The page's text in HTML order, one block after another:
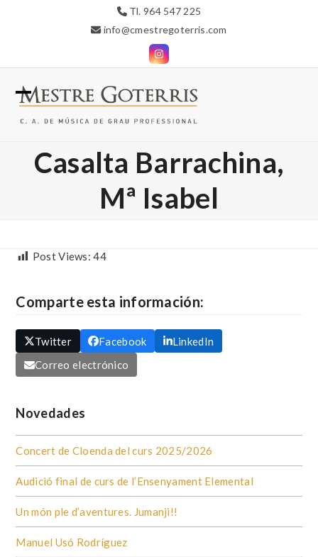
Tl. 964 547 225
info@cmestregoterris.com
Instagram
Open
menu
Close
menu
Casalta Barrachina,
Mª Isabel
Post Views: 44
Comparte esta información:
Twitter Facebook
LinkedIn
Correo electrónico
Novedades
Concert de Cloenda del curs 2025/2026
Audició final de curs de l’Ensenyament Elemental
Un món ple d’aventures. Jumanji!!
Manuel Usó Rodríguez